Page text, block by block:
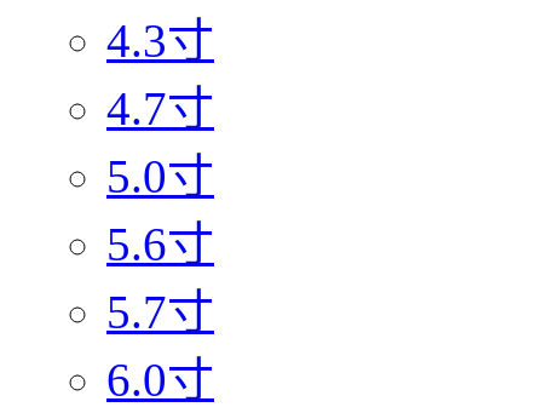
4.3寸
4.7寸
5.0寸
5.6寸
5.7寸
6.0寸